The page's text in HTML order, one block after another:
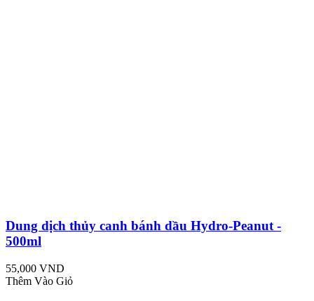
Dung dịch thủy canh bánh dầu Hydro-Peanut -
500ml
55,000 VND
Thêm Vào Giỏ